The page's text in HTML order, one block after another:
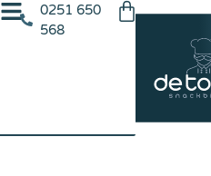
0251 650
568